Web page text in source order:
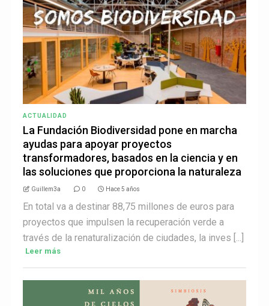
ACTUALIDAD
La Fundación Biodiversidad pone en marcha
ayudas para apoyar proyectos
transformadores, basados en la ciencia y en
las soluciones que proporciona la naturaleza
Guillem3a 0 Hace 5 años
En total va a destinar 88,75 millones de euros para
proyectos que impulsen la recuperación verde a
través de la renaturalización de ciudades, la inves [...]
Leer más